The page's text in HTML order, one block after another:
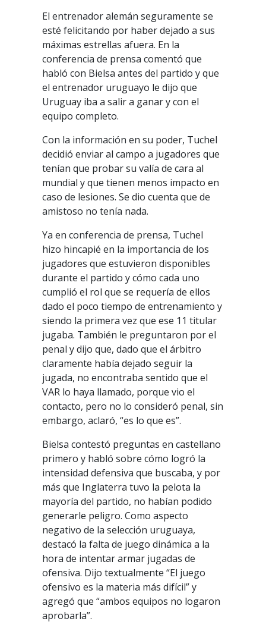
El entrenador alemán seguramente se
esté felicitando por haber dejado a sus
máximas estrellas afuera. En la
conferencia de prensa comentó que
habló con Bielsa antes del partido y que
el entrenador uruguayo le dijo que
Uruguay iba a salir a ganar y con el
equipo completo.
Con la información en su poder, Tuchel
decidió enviar al campo a jugadores que
tenían que probar su valía de cara al
mundial y que tienen menos impacto en
caso de lesiones. Se dio cuenta que de
amistoso no tenía nada.
Ya en conferencia de prensa, Tuchel
hizo hincapié en la importancia de los
jugadores que estuvieron disponibles
durante el partido y cómo cada uno
cumplió el rol que se requería de ellos
dado el poco tiempo de entrenamiento y
siendo la primera vez que ese 11 titular
jugaba. También le preguntaron por el
penal y dijo que, dado que el árbitro
claramente había dejado seguir la
jugada, no encontraba sentido que el
VAR lo haya llamado, porque vio el
contacto, pero no lo consideró penal, sin
embargo, aclaró, “es lo que es”.
Bielsa contestó preguntas en castellano
primero y habló sobre cómo logró la
intensidad defensiva que buscaba, y por
más que Inglaterra tuvo la pelota la
mayoría del partido, no habían podido
generarle peligro. Como aspecto
negativo de la selección uruguaya,
destacó la falta de juego dinámica a la
hora de intentar armar jugadas de
ofensiva. Dijo textualmente “El juego
ofensivo es la materia más difícil” y
agregó que “ambos equipos no logaron
aprobarla”.